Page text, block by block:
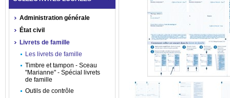
Administration générale
État civil
Livrets de famille
Les livrets de famille
Timbre et tampon - Sceau
"Marianne" - Spécial livrets
de famille
Outils de contrôle